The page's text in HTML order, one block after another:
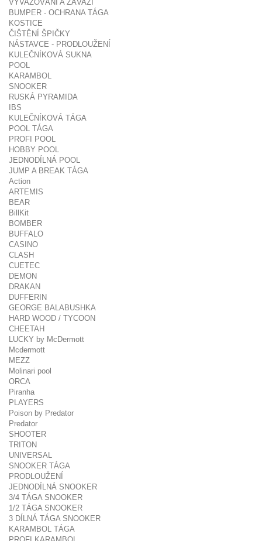
VYVAŽOVÁNÍ A ZÁVAŽÍ
BUMPER - OCHRANA TÁGA
KOSTICE
ČIŠTĚNÍ ŠPIČKY
NÁSTAVCE - PRODLOUŽENÍ
KULEČNÍKOVÁ SUKNA
POOL
KARAMBOL
SNOOKER
RUSKÁ PYRAMIDA
IBS
KULEČNÍKOVÁ TÁGA
POOL TÁGA
PROFI POOL
HOBBY POOL
JEDNODÍLNÁ POOL
JUMP A BREAK TÁGA
Action
ARTEMIS
BEAR
BillKit
BOMBER
BUFFALO
CASINO
CLASH
CUETEC
DEMON
DRAKAN
DUFFERIN
GEORGE BALABUSHKA
HARD WOOD / TYCOON
CHEETAH
LUCKY by McDermott
Mcdermott
MEZZ
Molinari pool
ORCA
Piranha
PLAYERS
Poison by Predator
Predator
SHOOTER
TRITON
UNIVERSAL
SNOOKER TÁGA
PRODLOUŽENÍ
JEDNODÍLNÁ SNOOKER
3/4 TÁGA SNOOKER
1/2 TÁGA SNOOKER
3 DÍLNÁ TÁGA SNOOKER
KARAMBOL TÁGA